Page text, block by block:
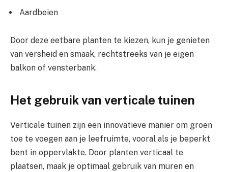
Aardbeien
Door deze eetbare planten te kiezen, kun je genieten
van versheid en smaak, rechtstreeks van je eigen
balkon of vensterbank.
Het gebruik van verticale tuinen
Verticale tuinen zijn een innovatieve manier om groen
toe te voegen aan je leefruimte, vooral als je beperkt
bent in oppervlakte. Door planten verticaal te
plaatsen, maak je optimaal gebruik van muren en